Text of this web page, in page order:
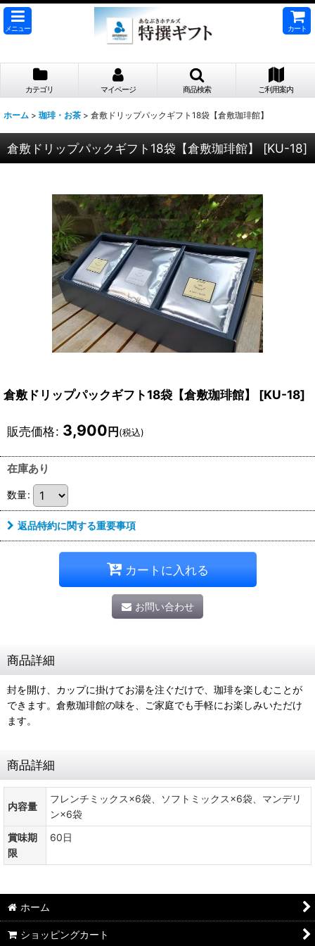
メニュー カート
カテゴリ マイページ 商品検索 ご利用案内
ホーム > 珈琲・お茶 > 倉敷ドリップパックギフト18袋【倉敷珈琲館】
倉敷ドリップパックギフト18袋【倉敷珈琲館】 [KU-18]
倉敷ドリップパックギフト18袋【倉敷珈琲館】 [KU-18]
販売価格: 3,900 円 (税込)
在庫あり
数量:
返品特約に関する重要事項
カートに入れる
お問い合わせ
商品詳細
封を開け、カップに掛けてお湯を注ぐだけで、珈琲を楽しむことが
できます。倉敷珈琲館の味を、ご家庭でも手軽にお楽しみいただけ
ます。
商品詳細
内容量
フレンチミックス×6袋、ソフトミックス×6袋、マンデリ
ン×6袋
賞味期
限
60日
ホーム
ショッピングカート